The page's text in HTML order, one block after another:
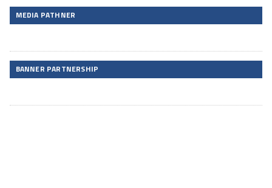
MEDIA PATHNER
BANNER PARTNERSHIP